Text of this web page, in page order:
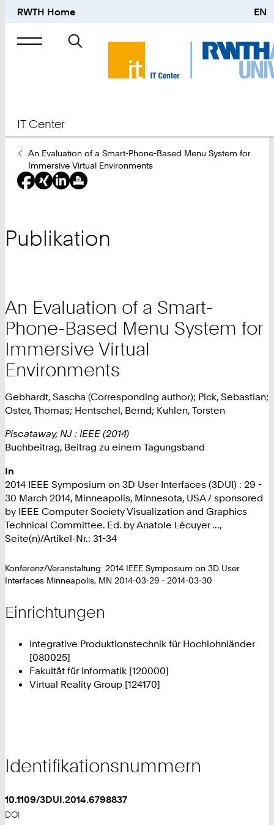
RWTH Home EN
Suche
nach
IT Center
Sie
sind
hier:
An Evaluation of a Smart-Phone-Based Menu System for
Immersive Virtual Environments
Publikation
An Evaluation of a Smart-
Phone-Based Menu System for
Immersive Virtual
Environments
Gebhardt, Sascha (Corresponding author); Pick, Sebastian;
Oster, Thomas; Hentschel, Bernd; Kuhlen, Torsten
Piscataway, NJ : IEEE (2014)
Buchbeitrag, Beitrag zu einem Tagungsband
In
2014 IEEE Symposium on 3D User Interfaces (3DUI) : 29 -
30 March 2014, Minneapolis, Minnesota, USA / sponsored
by IEEE Computer Society Visualization and Graphics
Technical Committee. Ed. by Anatole Lécuyer ...,
Seite(n)/Artikel-Nr.: 31-34
Konferenz/Veranstaltung: 2014 IEEE Symposium on 3D User
Interfaces Minneapolis, MN 2014-03-29 - 2014-03-30
Einrichtungen
Integrative Produktionstechnik für Hochlohnländer
[080025]
Fakultät für Informatik [120000]
Virtual Reality Group [124170]
Identifikationsnummern
10.1109/3DUI.2014.6798837
DOI